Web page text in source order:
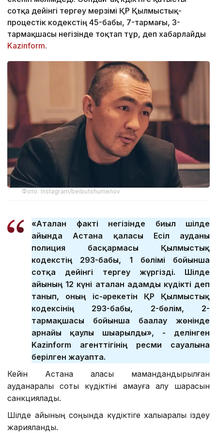
сотқа дейінгі тергеу мерзімі ҚР Қылмыстық-
процестік кодекстің 45-бабы, 7-тармағы, 3-
тармақшасы негізінде тоқтап тұр, деп хабарлайды
Kazinform.
Фото: Instagram/beibutshumenov
«Аталған факті негізінде биыл шілде
айында Астана қаласы Есіл ауданы
полиция басқармасы Қылмыстық
кодекстің 293-бабы, 1 бөлімі бойынша
сотқа дейінгі тергеу жүргізді. Шілде
айының 12 күні аталған адамды күдікті деп
танып, оның іс-әрекетін ҚР Қылмыстық
кодексінің 293-бабы, 2-бөлім, 2-
тармақшасы бойынша бағалау жөнінде
арнайы қаулы шығарылды», - делінген
Kazinform агенттігінің ресми сауалына
берілген жауапта.
Кейін Астана қаласы мамандандырылған
ауданаралық соты күдіктіні қамауға алу шарасын
санкциялады.
Шілде айының соңында күдіктіге халықаралық іздеу
жарияланды.